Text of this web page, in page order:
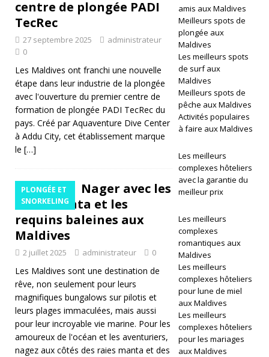
O
N
G
ÉE
IN
G
centre de plongée PADI
TecRec
27 septembre 2025
administrateur
0
Les Maldives ont franchi une nouvelle
étape dans leur industrie de la plongée
avec l'ouverture du premier centre de
formation de plongée PADI TecRec du
pays. Créé par Aquaventure Dive Center
à Addu City, cet établissement marque
le […]
PLONGÉE ET
SNORKELING
Nager avec les
raies manta et les
requins baleines aux
Maldives
2 juillet 2025 administrateur 0
Les Maldives sont une destination de
rêve, non seulement pour leurs
magnifiques bungalows sur pilotis et
leurs plages immaculées, mais aussi
pour leur incroyable vie marine. Pour les
amoureux de l'océan et les aventuriers,
nagez aux côtés des raies manta et des
amis aux Maldives
Meilleurs spots de
plongée aux
Maldives
Les meilleurs spots
de surf aux
Maldives
Meilleurs spots de
pêche aux Maldives
Activités populaires
à faire aux Maldives
Les meilleurs
complexes hôteliers
avec la garantie du
meilleur prix
Les meilleurs
complexes
romantiques aux
Maldives
Les meilleurs
complexes hôteliers
pour lune de miel
aux Maldives
Les meilleurs
complexes hôteliers
pour les mariages
aux Maldives